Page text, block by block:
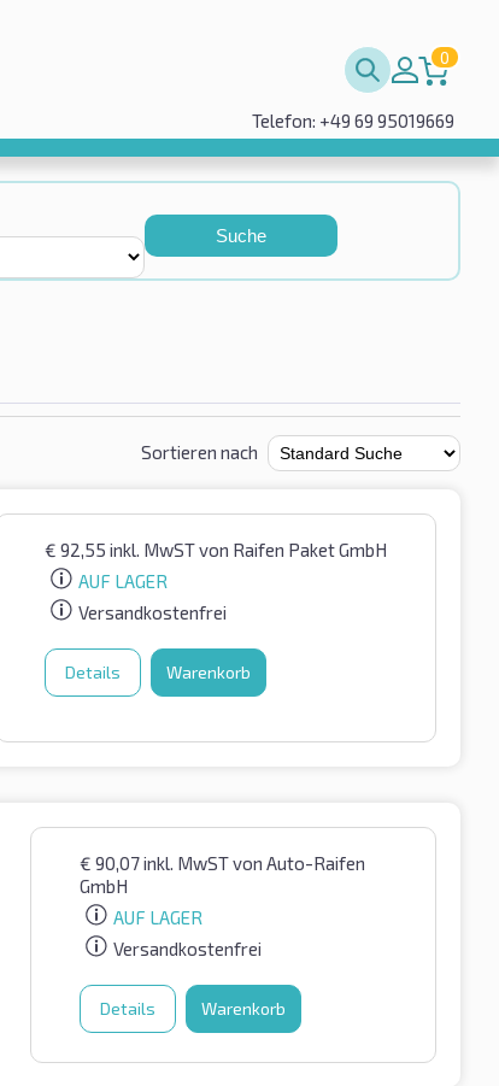
0
Telefon: +49 69 95019669
Suche
Sortieren nach
€ 92,55 inkl. MwSTvon Raifen Paket GmbH
AUF LAGER
Versandkostenfrei
Details Warenkorb
€ 90,07inkl. MwSTvon Auto-Raifen
GmbH
AUF LAGER
Versandkostenfrei
Details Warenkorb